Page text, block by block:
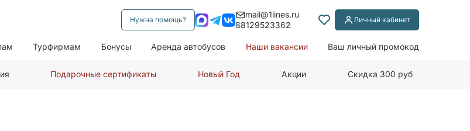
Нужна помощь?
mail@1lines.ru
88129523362
Личный кабинет
Турфирмам Бонусы Аренда автобусов Наши вакансии Ваш личный промокод
Подарочные сертификаты Новый Год Акции Скидка 300 руб